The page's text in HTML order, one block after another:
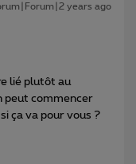
years ago
lié plutôt au
peut commencer
ça va pour vous ?